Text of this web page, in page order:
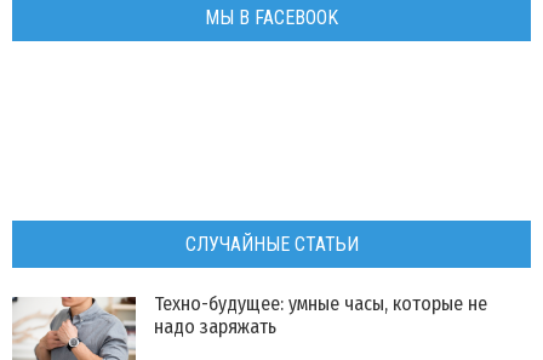
МЫ В FACEBOOK
СЛУЧАЙНЫЕ СТАТЬИ
Техно-будущее: умные часы, которые не
надо заряжать